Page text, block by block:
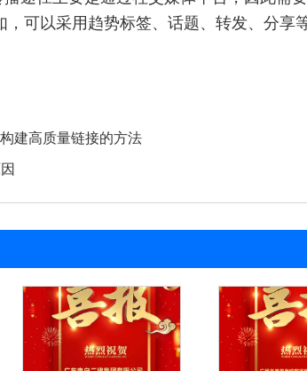
，可以采用趋势标签、话题、转发、分享
建高质量链接的方法